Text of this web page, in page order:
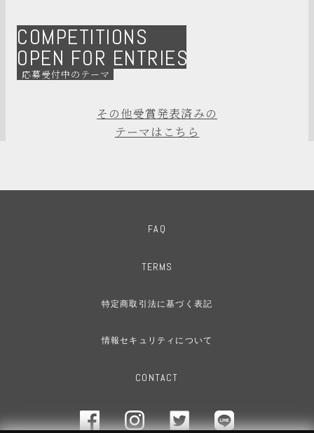
COMPETITIONS
OPEN FOR ENTRIES
応募受付中のテーマ
その他受賞発表済みの
テーマはこちら
FAQ
TERMS
特定商取引法に基づく表記
情報セキュリティについて
CONTACT